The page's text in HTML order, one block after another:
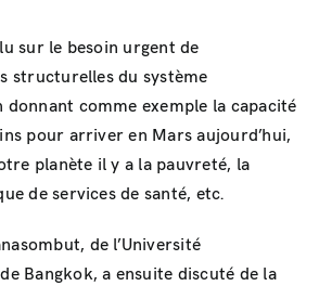
sur le besoin urgent de
structurelles du système
donnant comme exemple la capacité
pour arriver en Mars aujourd’hui,
planète il y a la pauvreté, la
de services de santé, etc.
de l’Université
Bangkok, a ensuite discuté de la